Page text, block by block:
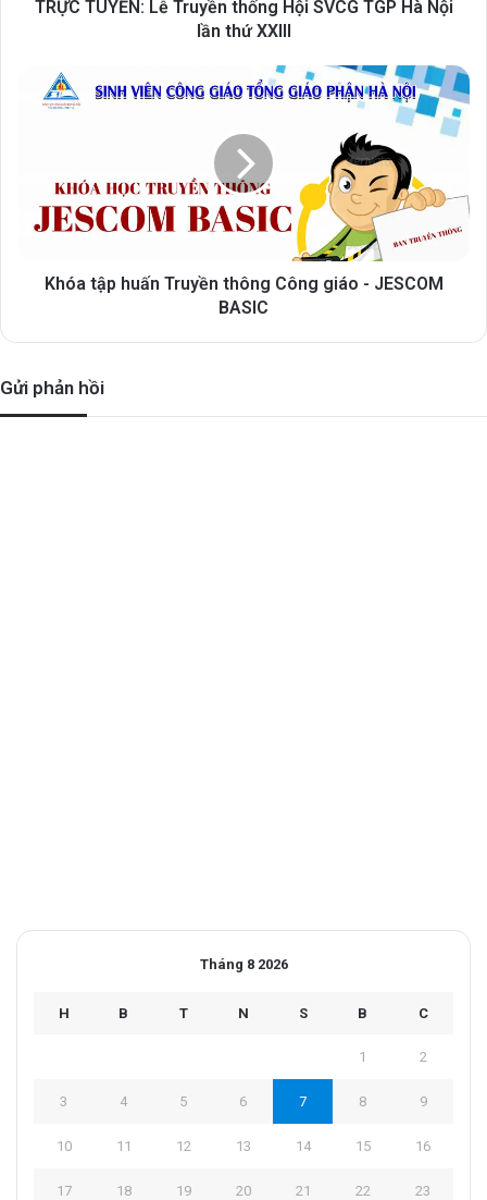
TRỰC TUYẾN: Lễ Truyền thống Hội SVCG TGP Hà Nội
lần thứ XXIII
Khóa tập huấn Truyền thông Công giáo - JESCOM
BASIC
Gửi phản hồi
Tháng 8 2026
H B T N S B C
1 2
3 4 5 6 7 8 9
10 11 12 13 14 15 16
17 18 19 20 21 22 23